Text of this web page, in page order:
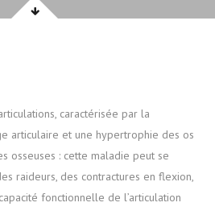
caractérisée par la
articulaire et une hypertrophie des os
osseuses : cette maladie peut se
raideurs, des contractures en flexion,
fonctionnelle de l’articulation